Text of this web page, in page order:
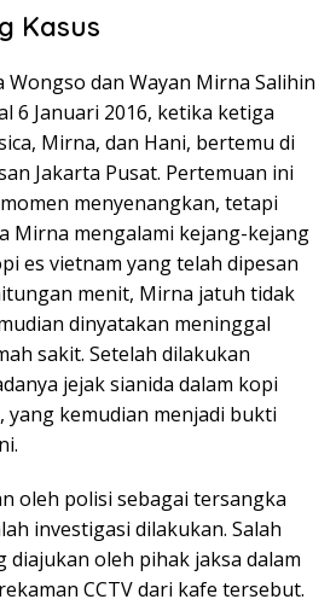
Kasus
Wongso dan Wayan Mirna Salihin
6 Januari 2016, ketika ketiga
Mirna, dan Hani, bertemu di
Jakarta Pusat. Pertemuan ini
menyenangkan, tetapi
Mirna mengalami kejang-kejang
es vietnam yang telah dipesan
menit, Mirna jatuh tidak
dinyatakan meninggal
sakit. Setelah dilakukan
jejak sianida dalam kopi
yang kemudian menjadi bukti
oleh polisi sebagai tersangka
investigasi dilakukan. Salah
diajukan oleh pihak jaksa dalam
CCTV dari kafe tersebut.